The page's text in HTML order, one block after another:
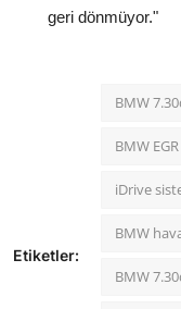
geri dönmüyor."
Etiketler:
BMW
BMW
iDrive
BMW
BMW